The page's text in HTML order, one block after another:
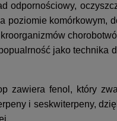
odpornościowy,
komórkowym,
jako
zawiera fenol, który
i seskwiterpeny,